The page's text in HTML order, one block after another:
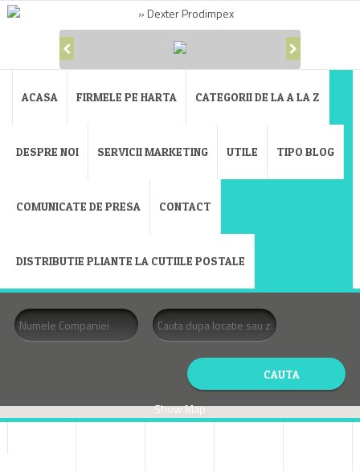
ACASA FIRMELE PE HARTA CATEGORII DE LA A LA Z
DESPRE NOI SERVICII MARKETING UTILE TIPO BLOG
COMUNICATE DE PRESA CONTACT
DISTRIBUTIE PLIANTE LA CUTIILE POSTALE
Show Map